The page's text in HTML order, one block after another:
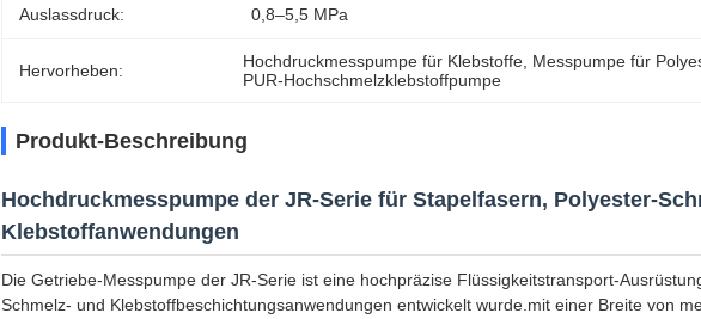
Auslassdruck: 0,8–5,5 MPa
Hervorheben: Hochdruckmesspumpe für Klebstoffe Messpumpe für
PUR-Hochschmelzklebstoffpumpe
Produkt-Beschreibung
Hochdruckmesspumpe der JR-Serie für Stapelfasern, Polyester-
Klebstoffanwendungen
Die Getriebe-Messpumpe der JR-Serie ist eine hochpräzise Flüssigkeitstransport-
Schmelz- und Klebstoffbeschichtungsanwendungen entwickelt wurde.mit einer Breite von